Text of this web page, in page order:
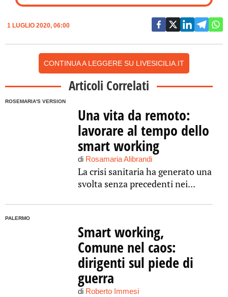
1 LUGLIO 2020, 06:00
CONTINUA A LEGGERE SU LIVESICILIA.IT
Articoli Correlati
ROSEMARIA'S VERSION
Una vita da remoto:
lavorare al tempo dello
smart working
di Rosamaria Alibrandi
La crisi sanitaria ha generato una
svolta senza precedenti nei...
PALERMO
Smart working,
Comune nel caos:
dirigenti sul piede di
guerra
di Roberto Immesi